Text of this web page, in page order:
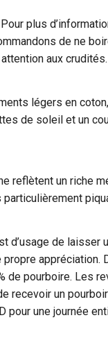
plus
de ne
aux crudités.
légers en
de soleil et un
reflètent un riche
d’usage de
appréciation.
de pourboire. Les
recevoir un
pour une journée